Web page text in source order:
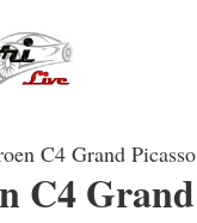
C4 Grand
C4